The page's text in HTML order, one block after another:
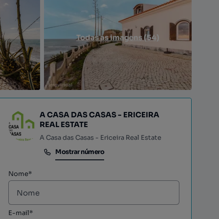
Todas as imagens (54)
A CASA DAS CASAS - ERICEIRA
REAL ESTATE
A Casa das Casas - Ericeira Real Estate
Mostrar número
Mostrar número
Nome*
E-mail*